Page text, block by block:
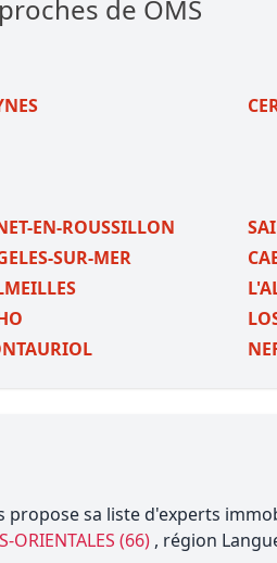
de OMS
EN-ROUSSILLON
SUR-MER
propose sa liste d'experts
ORIENTALES (66) , région